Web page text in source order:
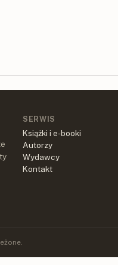
SERWIS
Książki i e-booki
Autorzy
Wydawcy
Kontakt